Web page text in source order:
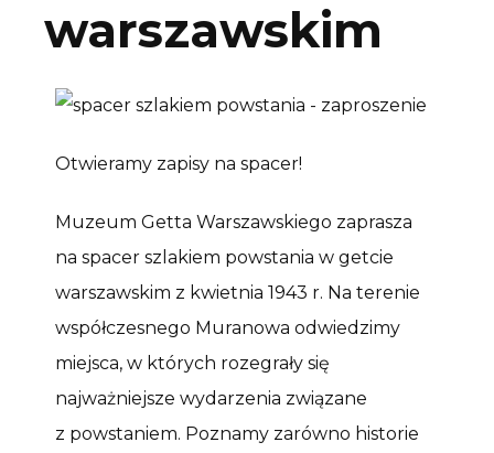
warszawskim
Otwieramy zapisy na spacer!
Muzeum Getta Warszawskiego zaprasza
na spacer szlakiem powstania w getcie
warszawskim z kwietnia 1943 r. Na terenie
współczesnego Muranowa odwiedzimy
miejsca, w których rozegrały się
najważniejsze wydarzenia związane
z powstaniem. Poznamy zarówno historie